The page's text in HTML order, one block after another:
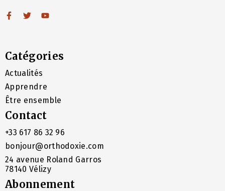
Catégories
Actualités
Apprendre
Être ensemble
Contact
+33 617 86 32 96
bonjour@orthodoxie.com
24 avenue Roland Garros
78140 Vélizy
Abonnement